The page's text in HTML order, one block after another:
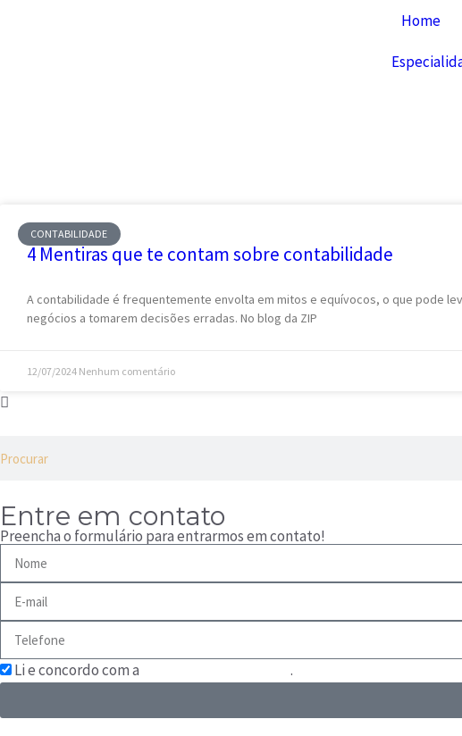
Home
CONTABILIDADE
4 Mentiras que te contam sobre contabilidade
A contabilidade é frequentemente envolta em mitos e equívocos, o que pode
negócios a tomarem decisões erradas. No blog da ZIP
12/07/2024 Nenhum comentário
Entre em contato
Preencha o formulário para entrarmos em contato!
Li e concordo com a .